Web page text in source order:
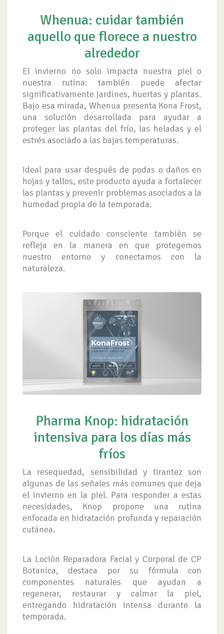
Whenua: cuidar también
aquello que florece a nuestro
alrededor
El invierno no solo impacta nuestra piel o
nuestra rutina: también puede afectar
significativamente jardines, huertas y plantas.
Bajo esa mirada, Whenua presenta Kona Frost,
una solución desarrollada para ayudar a
proteger las plantas del frío, las heladas y el
estrés asociado a las bajas temperaturas.
Ideal para usar después de podas o daños en
hojas y tallos, este producto ayuda a fortalecer
las plantas y prevenir problemas asociados a la
humedad propia de la temporada.
Porque el cuidado consciente también se
refleja en la manera en que protegemos
nuestro entorno y conectamos con la
naturaleza.
Pharma Knop: hidratación
intensiva para los días más
fríos
La resequedad, sensibilidad y tirantez son
algunas de las señales más comunes que deja
el invierno en la piel. Para responder a estas
necesidades, Knop propone una rutina
enfocada en hidratación profunda y reparación
cutánea.
La Loción Reparadora Facial y Corporal de CP
Botanica, destaca por su fórmula con
componentes naturales que ayudan a
regenerar, restaurar y calmar la piel,
entregando hidratación intensa durante la
temporada.